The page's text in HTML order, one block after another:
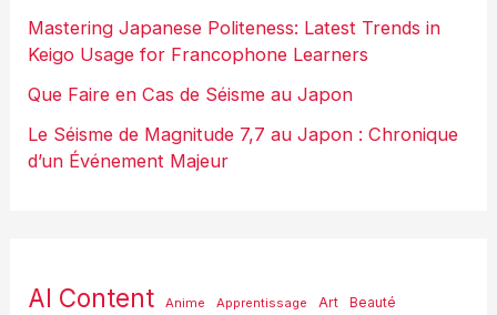
Mastering Japanese Politeness: Latest Trends in
Keigo Usage for Francophone Learners
Que Faire en Cas de Séisme au Japon
Le Séisme de Magnitude 7,7 au Japon : Chronique
d’un Événement Majeur
AI Content Anime Apprentissage Art Beauté